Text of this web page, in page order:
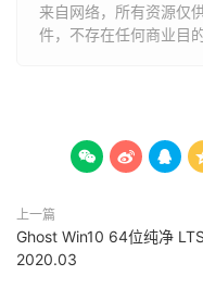
来自网络，所有资源仅
件，不存在任何商业目
  
上一篇
Ghost Win10 64位纯净
2020.03